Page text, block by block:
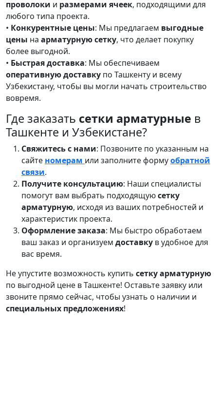
проволоки и размерами ячеек, подходящими для
любого типа проекта.
• Конкурентные цены: Мы предлагаем выгодные
цены на арматурную сетку, что делает покупку
более выгодной.
• Быстрая доставка: Мы обеспечиваем
оперативную доставку по Ташкенту и всему
Узбекистану, чтобы вы могли начать строительство
вовремя.
Где заказать сетки арматурные в
Ташкенте и Узбекистане?
Свяжитесь с нами: Позвоните по указанным на
сайте номерам или заполните формуобратной
связи.
Получите консультацию: Наши специалисты
помогут вам выбрать подходящуюсетку
арматурную, исходя из ваших потребностей и
характеристик проекта.
Оформление заказа: Мы быстро обработаем
ваш заказ и организуем доставку в удобное для
вас время.
Не упустите возможность купить сетку арматурную
по выгодной цене в Ташкенте! Оставьте заявку или
звоните прямо сейчас, чтобы узнать о наличии и
специальных предложениях!